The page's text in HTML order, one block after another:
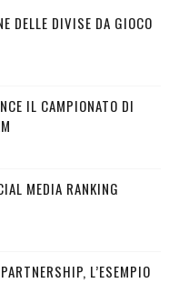
DELLE DIVISE DA GIOCO
IL CAMPIONATO DI
MEDIA RANKING
L’ESEMPIO